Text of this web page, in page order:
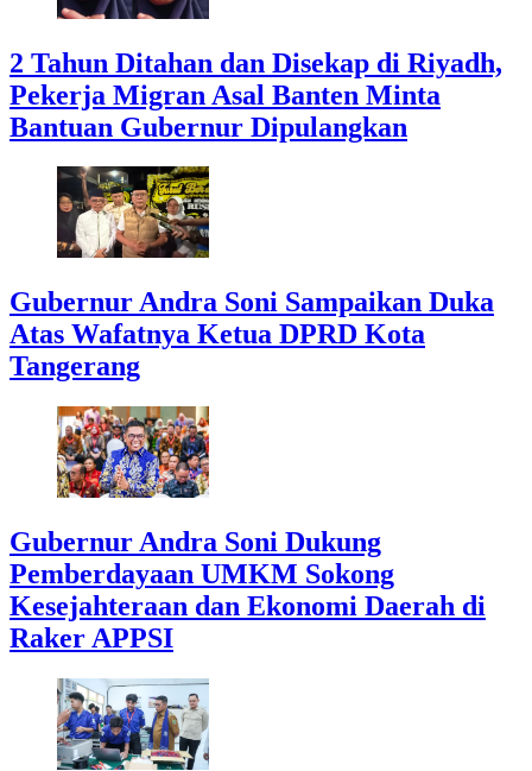
2 Tahun Ditahan dan Disekap di Riyadh,
Pekerja Migran Asal Banten Minta
Bantuan Gubernur Dipulangkan
Gubernur Andra Soni Sampaikan Duka
Atas Wafatnya Ketua DPRD Kota
Tangerang
Gubernur Andra Soni Dukung
Pemberdayaan UMKM Sokong
Kesejahteraan dan Ekonomi Daerah di
Raker APPSI